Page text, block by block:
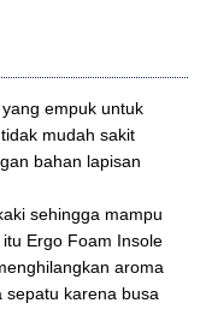
empuk untuk
mudah sakit
bahan lapisan
sehingga mampu
Ergo Foam Insole
aroma
sepatu karena busa